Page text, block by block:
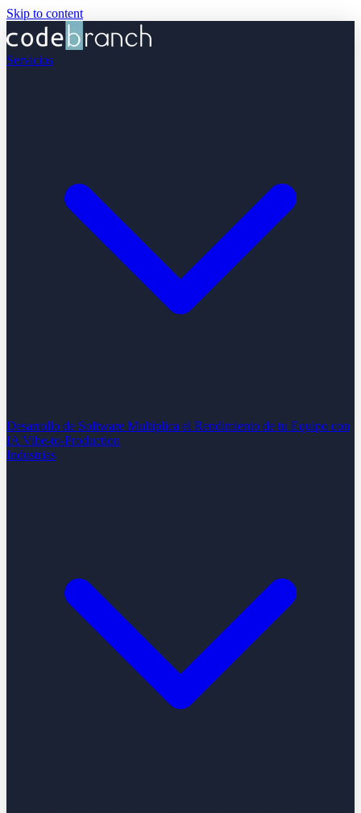
Skip to content
Servicios
Desarrollo de Software Multiplica el Rendimiento de tu Equipo con
IA Vibe-to-Production
Industrias